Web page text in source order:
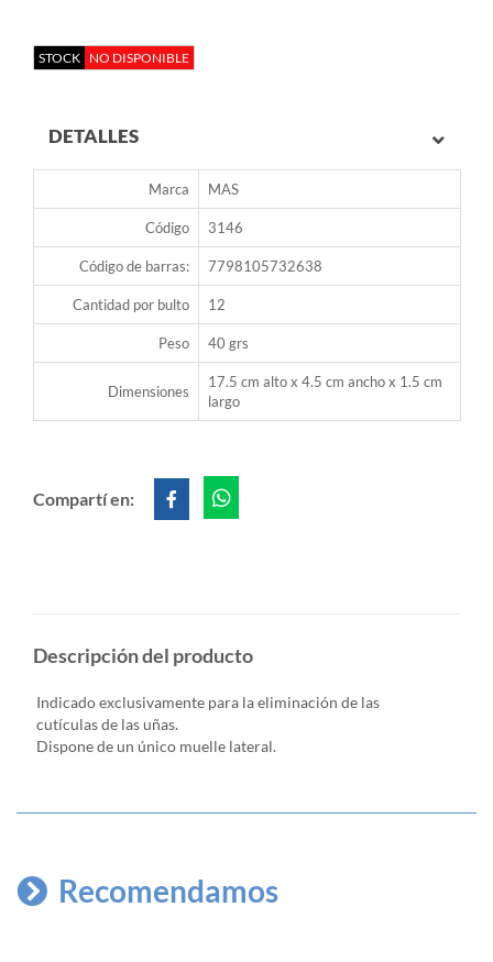
STOCK NO DISPONIBLE
DETALLES
Marca MAS
Código 3146
Código de barras: 7798105732638
Cantidad por bulto 12
Peso 40 grs
Dimensiones
17.5 cm alto x 4.5 cm ancho x 1.5 cm
largo
Compartí en:
Descripción del producto
Indicado exclusivamente para la eliminación de las
cutículas de las uñas.
Dispone de un único muelle lateral.
Recomendamos